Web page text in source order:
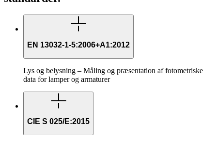
EN 13032-1-5:2006+A1:2012
Lys og belysning – Måling og præsentation af fotometriske
data for lamper og armaturer
CIE S 025/E:2015